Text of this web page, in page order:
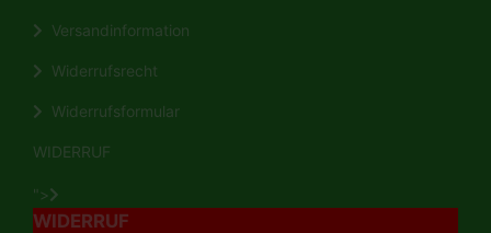
Versandinformation
Widerrufsrecht
Widerrufsformular
WIDERRUF
">
WIDERRUF